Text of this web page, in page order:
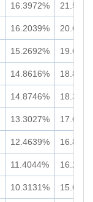
16.3972% 21.54
16.2039% 20.66
15.2692% 19.61
14.8616% 18.80
14.8746% 18.30
13.3027% 17.61
12.4639% 16.88
11.4044% 16.25
10.3131% 15.60